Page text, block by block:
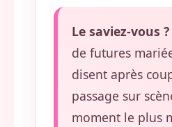
Le saviez-vous ?
de futures
disent après
passage sur
moment le plus